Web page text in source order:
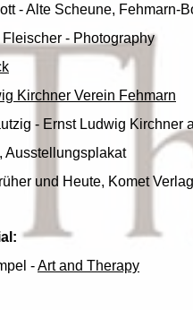
- Alte Scheune, Fehmarn-
- Photography
Kirchner Verein Fehmarn
- Ernst Ludwig Kirchner
Ausstellungsplakat
und Heute, Komet
-Art and Therapy